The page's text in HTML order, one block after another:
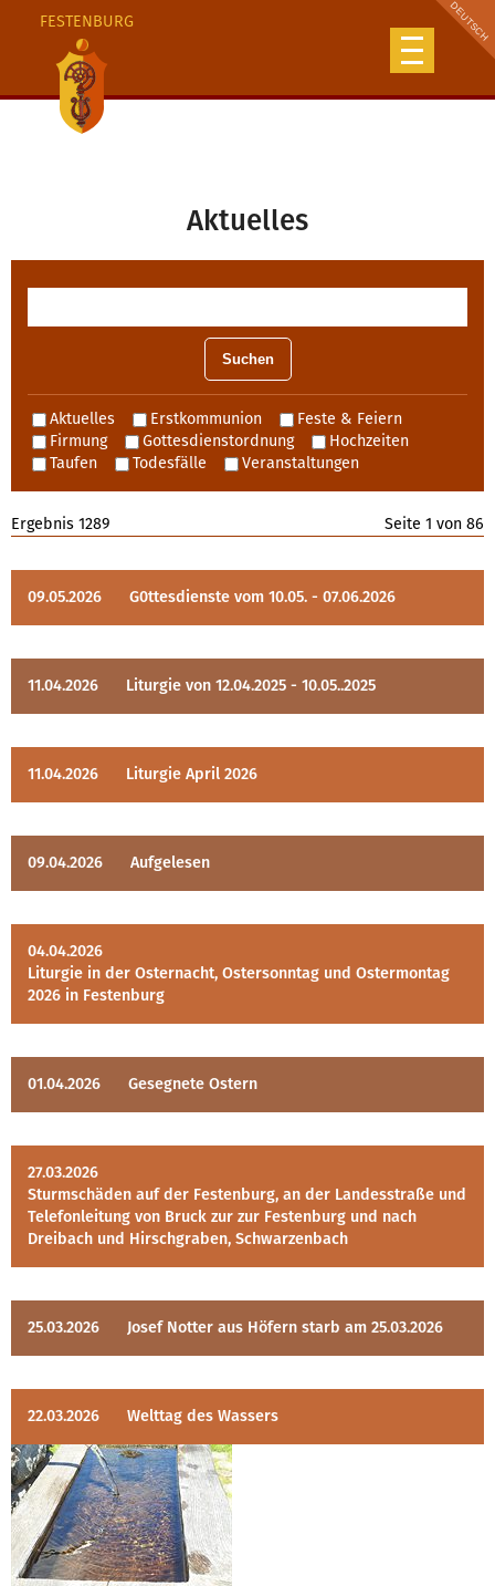
FESTENBURG
Aktuelles
Aktuelles Erstkommunion
Feste & Feiern
Firmung
Gottesdienstordnung
Hochzeiten
Taufen
Todesfälle Veranstaltungen
Ergebnis 1289 Seite 1 von 86
09.05.2026 G0ttesdienste vom 10.05. - 07.06.2026
11.04.2026 Liturgie von 12.04.2025 - 10.05..2025
11.04.2026 Liturgie April 2026
09.04.2026 aufgelesen
04.04.2026
Liturgie in der Osternacht, Ostersonntag und Ostermontag
2026 in Festenburg
01.04.2026 Gesegnete Ostern
27.03.2026
Sturmschäden auf der Festenburg, an der Landesstraße und
Telefonleitung von Bruck zur zur Festenburg und nach
Dreibach und Hirschgraben, Schwarzenbach
25.03.2026 Josef Notter aus Höfern starb am 25.03.2026
22.03.2026 Welttag des Wassers